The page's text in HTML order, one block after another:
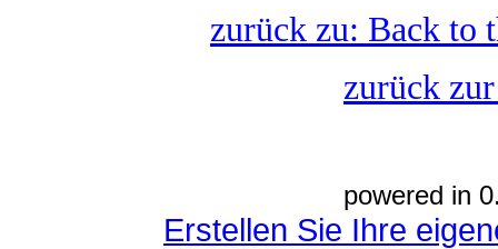
zurück zu: Back to
zurück
powered in
Erstellen Sie Ihre